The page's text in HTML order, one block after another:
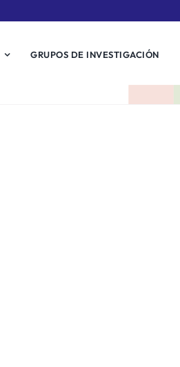
GRUPOS DE INVESTIGACIÓN